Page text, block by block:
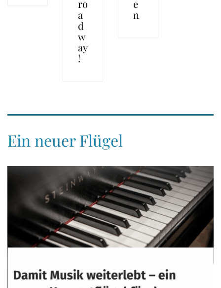
ro
a
d
w
ay
!
e
n
Ein neuer Flügel